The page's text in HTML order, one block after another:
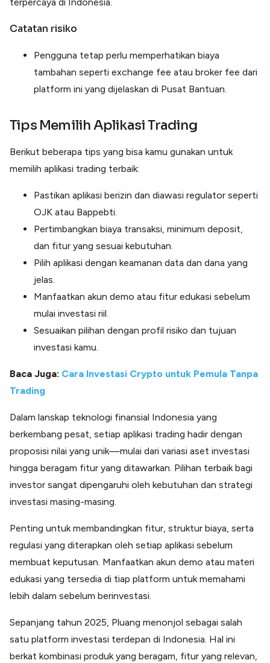
terpercaya di Indonesia.
Catatan risiko
Pengguna tetap perlu memperhatikan biaya
tambahan seperti exchange fee atau broker fee dari
platform ini yang dijelaskan di Pusat Bantuan.
Tips Memilih Aplikasi Trading
Berikut beberapa tips yang bisa kamu gunakan untuk
memilih aplikasi trading terbaik:
Pastikan aplikasi berizin dan diawasi regulator seperti
OJK atau Bappebti.
Pertimbangkan biaya transaksi, minimum deposit,
dan fitur yang sesuai kebutuhan.
Pilih aplikasi dengan keamanan data dan dana yang
jelas.
Manfaatkan akun demo atau fitur edukasi sebelum
mulai investasi riil.
Sesuaikan pilihan dengan profil risiko dan tujuan
investasi kamu.
Baca Juga: Cara Investasi Crypto untuk Pemula Tanpa
Trading
Dalam lanskap teknologi finansial Indonesia yang
berkembang pesat, setiap aplikasi trading hadir dengan
proposisi nilai yang unik—mulai dari variasi aset investasi
hingga beragam fitur yang ditawarkan. Pilihan terbaik bagi
investor sangat dipengaruhi oleh kebutuhan dan strategi
investasi masing-masing.
Penting untuk membandingkan fitur, struktur biaya, serta
regulasi yang diterapkan oleh setiap aplikasi sebelum
membuat keputusan. Manfaatkan akun demo atau materi
edukasi yang tersedia di tiap platform untuk memahami
lebih dalam sebelum berinvestasi.
Sepanjang tahun 2025, Pluang menonjol sebagai salah
satu platform investasi terdepan di Indonesia. Hal ini
berkat kombinasi produk yang beragam, fitur yang relevan,